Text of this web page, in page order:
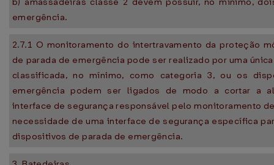
emergência.
2.7.1 O monitoramento do intertravamento da proteção
de parada de emergência pode ser realizado por uma
classificada, no mínimo, como categoria 3, ou os
emergência podem ser ligados de modo a cortar a
interface de segurança responsável pelo monitoramento
necessidade de uma interface de segurança específica
dispositivos de parada de emergência.